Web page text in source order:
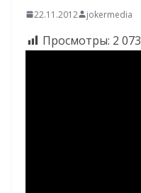
22.11.2012 jokermedia
Просмотры: 2 073